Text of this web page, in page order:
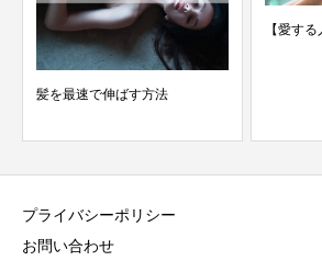
髪を最速で伸ばす方法
【愛す
プライバシーポリシー
お問い合わせ